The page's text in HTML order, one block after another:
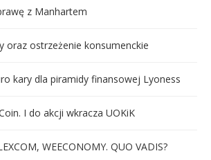
z Manhartem
oraz ostrzeżenie konsumenckie
kary dla piramidy finansowej Lyoness
I do akcji wkracza UOKiK
WEECONOMY. QUO VADIS?